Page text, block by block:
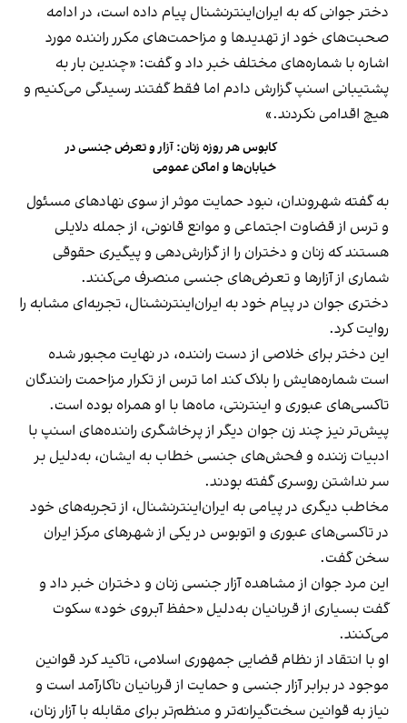
دختر جوانی که به ایران‌اینترنشنال پیام داده است، در ادامه
صحبت‌های خود از تهدیدها و مزاحمت‌های مکرر راننده مورد
اشاره با شماره‌های مختلف خبر داد و گفت: «چندین بار به
پشتیبانی اسنپ گزارش دادم اما فقط گفتند رسیدگی می‌کنیم و
هیچ اقدامی نکردند.»
کابوس هر روزه زنان: آزار و تعرض جنسی در
خیابان‌ها و اماکن عمومی
به گفته شهروندان، نبود حمایت موثر از سوی نهادهای مسئول
و ترس از قضاوت اجتماعی و موانع قانونی، از جمله دلایلی
هستند که زنان و دختران را از گزارش‌دهی و پیگیری حقوقی
شماری از آزارها و تعرض‌های جنسی منصرف می‌کنند.
دختری جوان در پیام خود به ایران‌اینترنشنال، تجربه‌ای مشابه را
روایت کرد.
این دختر برای خلاصی از دست راننده، در نهایت مجبور شده
است شماره‌هایش را بلاک کند اما ترس از تکرار مزاحمت رانندگان
تاکسی‌های عبوری و اینترنتی، ماه‌ها با او همراه بوده است.
پیش‌تر نیز چند زن جوان دیگر از پرخاشگری راننده‌های اسنپ با
ادبیات زننده و فحش‌های جنسی خطاب به ایشان، به‌دلیل بر
سر نداشتن روسری گفته بودند.
مخاطب دیگری در پیامی به ایران‌اینترنشنال، از تجربه‌های خود
در تاکسی‌های عبوری و اتوبوس در یکی از شهرهای مرکز ایران
سخن گفت.
این مرد جوان از مشاهده آزار جنسی زنان و دختران خبر داد و
گفت بسیاری از قربانیان به‌دلیل «حفظ آبروی خود» سکوت
می‌کنند.
او با انتقاد از نظام قضایی جمهوری اسلامی، تاکید کرد قوانین
موجود در برابر آزار جنسی و حمایت از قربانیان ناکارآمد است و
نیاز به قوانین سخت‌گیرانه‌تر و منظم‌تر برای مقابله با آزار زنان،